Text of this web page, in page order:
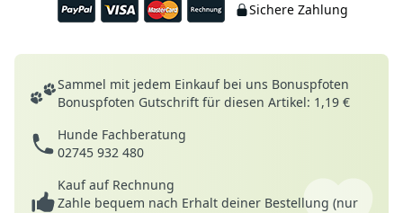
Sichere Zahlung
Deine Vorteile
Sammel mit jedem Einkauf bei uns Bonuspfoten
Bonuspfoten Gutschrift für diesen Artikel: 1,19 €
Hunde Fachberatung
02745 932 480
Kauf auf Rechnung
Zahle bequem nach Erhalt deiner Bestellung (nur